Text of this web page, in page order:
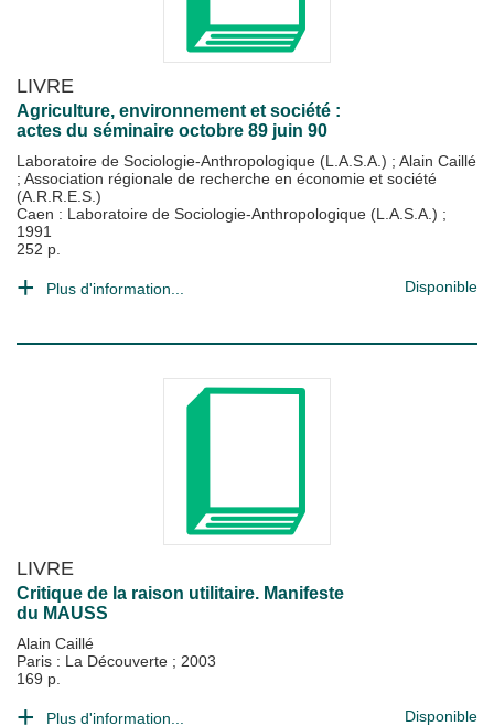
LIVRE
Agriculture, environnement et société :
actes du séminaire octobre 89 juin 90
Laboratoire de Sociologie-Anthropologique (L.A.S.A.) ; Alain Caillé
; Association régionale de recherche en économie et société
(A.R.R.E.S.)
Caen : Laboratoire de Sociologie-Anthropologique (L.A.S.A.) ;
1991
252 p.
Plus d'information... Disponible
LIVRE
Critique de la raison utilitaire. Manifeste
du MAUSS
Alain Caillé
Paris : La Découverte ; 2003
169 p.
Plus d'information... Disponible